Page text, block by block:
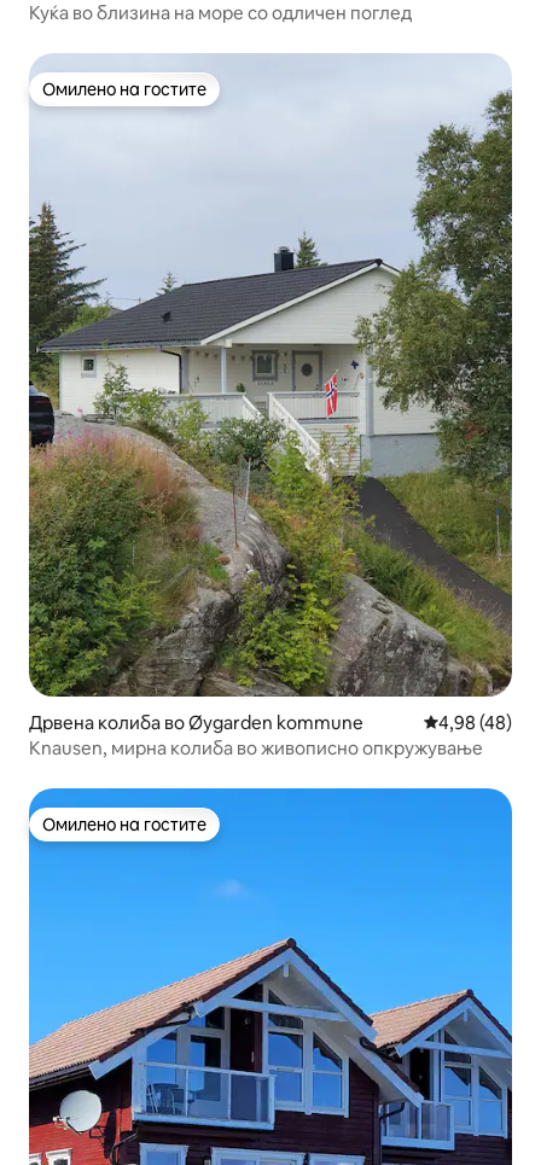
Куќа во близина на море со одличен поглед
Омилено на гостите
Омилено на гостите
Дрвена колиба во Øygarden kommune Просечна
4,98 (48)
Knausen, мирна колиба во живописно опкружување
Омилено на гостите
Омилено на гостите